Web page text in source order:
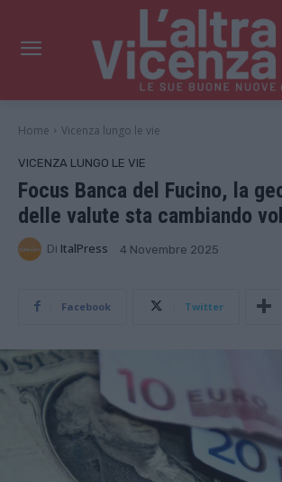
Home Vicenza lungo le vie
VICENZA LUNGO LE VIE
Focus Banca del Fucino, la
delle valute sta cambiando
Di ItalPress 4 Novembre 2025
Facebook Twitter